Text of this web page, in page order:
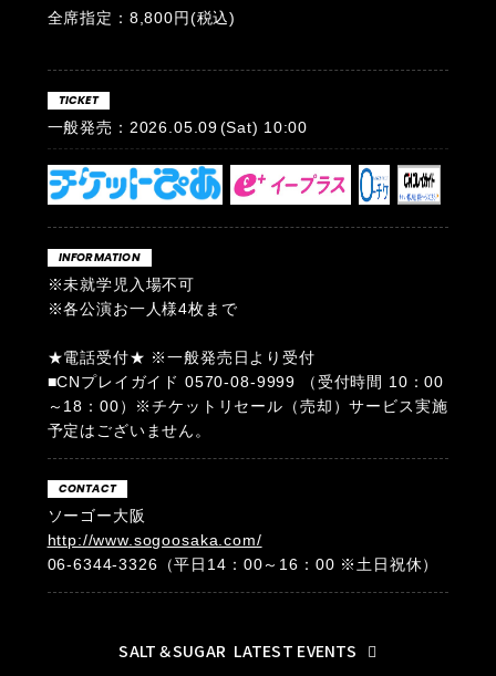
全席指定：8,800円(税込)
TICKET
一般発売：2026.05.09(Sat) 10:00
INFORMATION
※未就学児入場不可
※各公演お一人様4枚まで
★電話受付★ ※一般発売日より受付
■CNプレイガイド 0570-08-9999 （受付時間 10：00
～18：00）※チケットリセール（売却）サービス実施
予定はございません。
CONTACT
ソーゴー大阪
http://www.sogoosaka.com/
06-6344-3326（平日14：00～16：00 ※土日祝休）
SALT＆SUGAR LATEST EVENTS